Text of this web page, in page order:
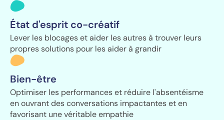
État d'esprit co-créatif
Lever les blocages et aider les autres à trouver leurs
propres solutions pour les aider à grandir
Bien-être
Optimiser les performances et réduire l'absentéisme
en ouvrant des conversations impactantes et en
favorisant une véritable empathie